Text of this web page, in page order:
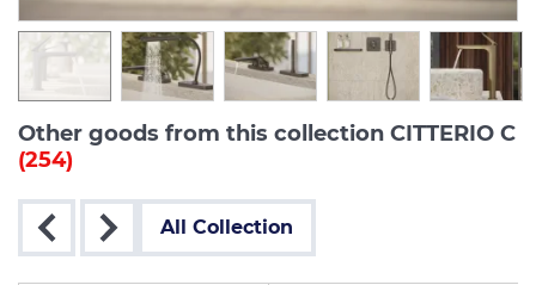
Other goods from this collection CITTERIO C
(254)
All Collection